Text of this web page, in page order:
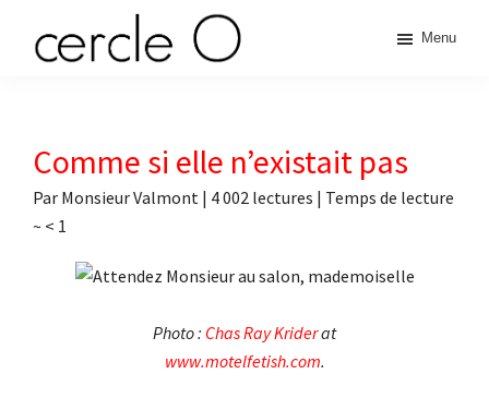
principale
O
érotique
Menu
Comme si elle n’existait pas
Par Monsieur Valmont | 4 002 lectures | Temps de lecture
~ < 1
Photo : Chas Ray Kriderat
www.motelfetish.com.